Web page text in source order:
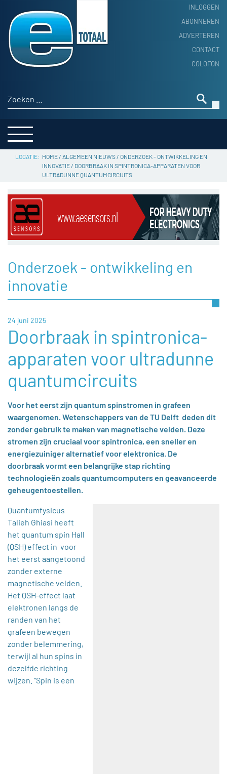
INLOGGEN
ABONNEREN
ADVERTEREN
CONTACT
COLOFON
Zoeken naar:
HOME
PRODUCTNIEUWS
ACHTERGROND
THEMA’S
SERVICE
HOME/ ALGEMEEN NIEUWS/ ONDERZOEK - ONTWIKKELING EN
INNOVATIE/ DOORBRAAK IN SPINTRONICA-APPARATEN VOOR
ULTRADUNNE QUANTUMCIRCUITS
Onderzoek - ontwikkeling en
innovatie
24 juni 2025
Doorbraak in spintronica-
apparaten voor ultradunne
quantumcircuits
Voor het eerst zijn quantum spinstromen in grafeen
waargenomen. Wetenschappers van de TU Delft deden dit
zonder gebruik te maken van magnetische velden. Deze
stromen zijn cruciaal voor spintronica, een sneller en
energiezuiniger alternatief voor elektronica. De
doorbraak vormt een belangrijke stap richting
technologieën zoals quantumcomputers en geavanceerde
geheugentoestellen.
Quantumfysicus
Talieh Ghiasi heeft
het quantum spin Hall
(QSH) effect in voor
het eerst aangetoond
zonder externe
magnetische velden.
Het QSH-effect laat
elektronen langs de
randen van het
grafeen bewegen
zonder belemmering,
terwijl al hun spins in
dezelfde richting
wijzen. “Spin is een